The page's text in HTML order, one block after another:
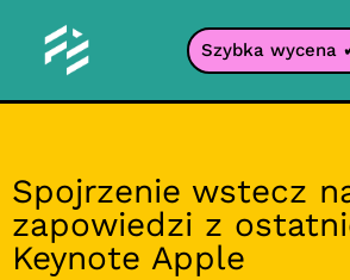
Szybka wycena
Spojrzenie wstecz
zapowiedzi z
Keynote Apple